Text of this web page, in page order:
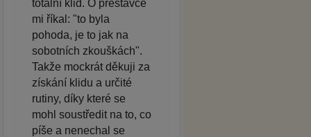
totální klid. O přestávce
mi říkal: "to byla
pohoda, je to jak na
sobotních zkouškách".
Takže mockrát děkuji za
získání klidu a určité
rutiny, díky které se
mohl soustředit na to, co
píše a nenechal se